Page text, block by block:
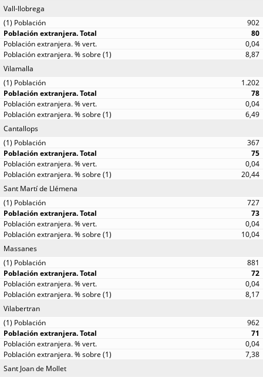
Vall-llobrega
902
80
0,04
8,87
Vilamalla
1.202
78
0,04
6,49
Cantallops
367
75
0,04
20,44
Sant Martí de Llémena
727
73
0,04
10,04
Massanes
881
72
0,04
8,17
Vilabertran
962
71
0,04
7,38
Sant Joan de Mollet